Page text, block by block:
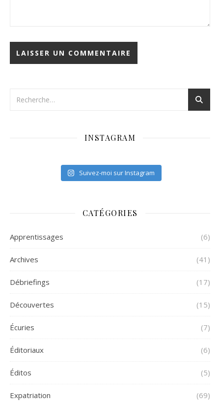
INSTAGRAM
Suivez-moi sur Instagram
CATÉGORIES
Apprentissages (6)
Archives (41)
Débriefings (17)
Découvertes (15)
Écuries (7)
Éditoriaux (6)
Éditos (5)
Expatriation (69)